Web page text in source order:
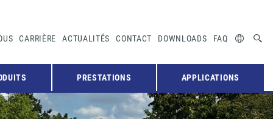
CARRIÈRE ACTUALITÉS CONTACT DOWNLOADS FAQ
PRESTATIONS APPLICATIONS